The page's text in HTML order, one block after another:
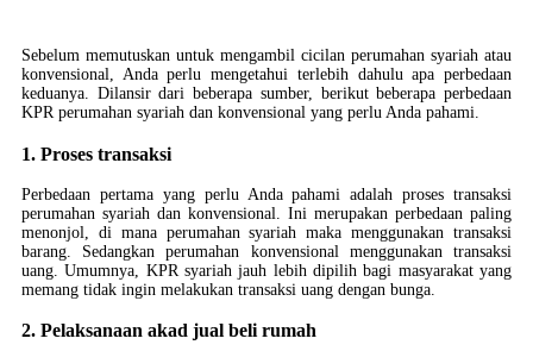
Sebelum memutuskan untuk mengambil cicilan perumahan syariah atau
konvensional, Anda perlu mengetahui terlebih dahulu apa perbedaan
keduanya. Dilansir dari beberapa sumber, berikut beberapa perbedaan
KPR perumahan syariah dan konvensional yang perlu Anda pahami.
1. Proses transaksi
Perbedaan pertama yang perlu Anda pahami adalah proses transaksi
perumahan syariah dan konvensional. Ini merupakan perbedaan paling
menonjol, di mana perumahan syariah maka menggunakan transaksi
barang. Sedangkan perumahan konvensional menggunakan transaksi
uang. Umumnya, KPR syariah jauh lebih dipilih bagi masyarakat yang
memang tidak ingin melakukan transaksi uang dengan bunga.
2. Pelaksanaan akad jual beli rumah